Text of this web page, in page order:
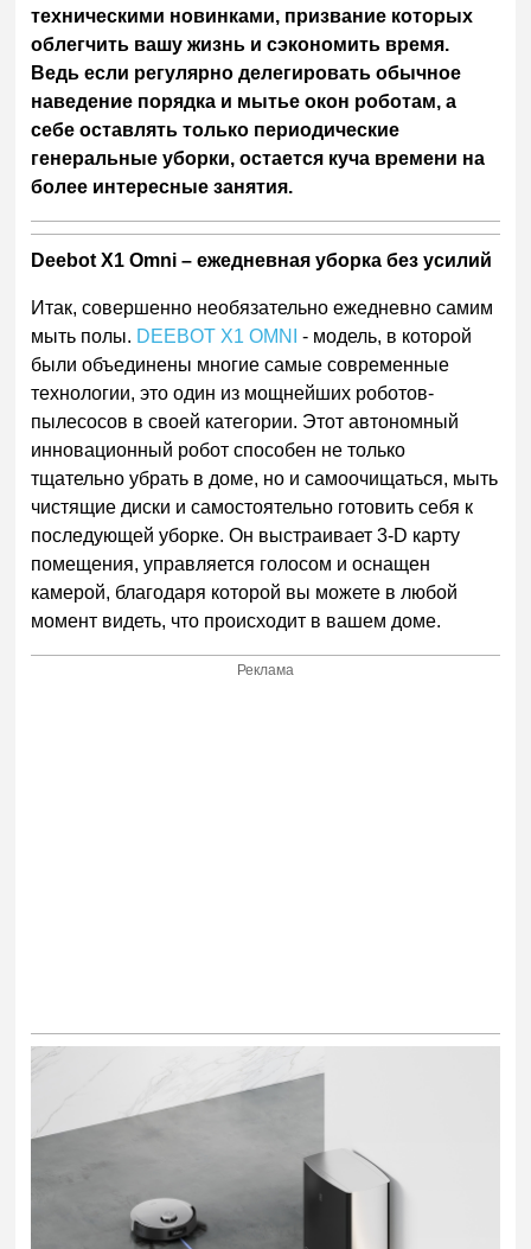
техническими новинками, призвание которых
облегчить вашу жизнь и сэкономить время.
Ведь если регулярно делегировать обычное
наведение порядка и мытье окон роботам, а
себе оставлять только периодические
генеральные уборки, остается куча времени на
более интересные занятия.
Deebot X1 Omni – ежедневная уборка без усилий
Итак, совершенно необязательно ежедневно самим
мыть полы. DEEBOT X1 OMNI
- модель, в которой
были объединены многие самые современные
технологии, это один из мощнейших роботов-
пылесосов в своей категории. Этот автономный
инновационный робот способен не только
тщательно убрать в доме, но и самоочищаться, мыть
чистящие диски и самостоятельно готовить себя к
последующей уборке. Он выстраивает 3-D карту
помещения, управляется голосом и оснащен
камерой, благодаря которой вы можете в любой
момент видеть, что происходит в вашем доме.
Реклама